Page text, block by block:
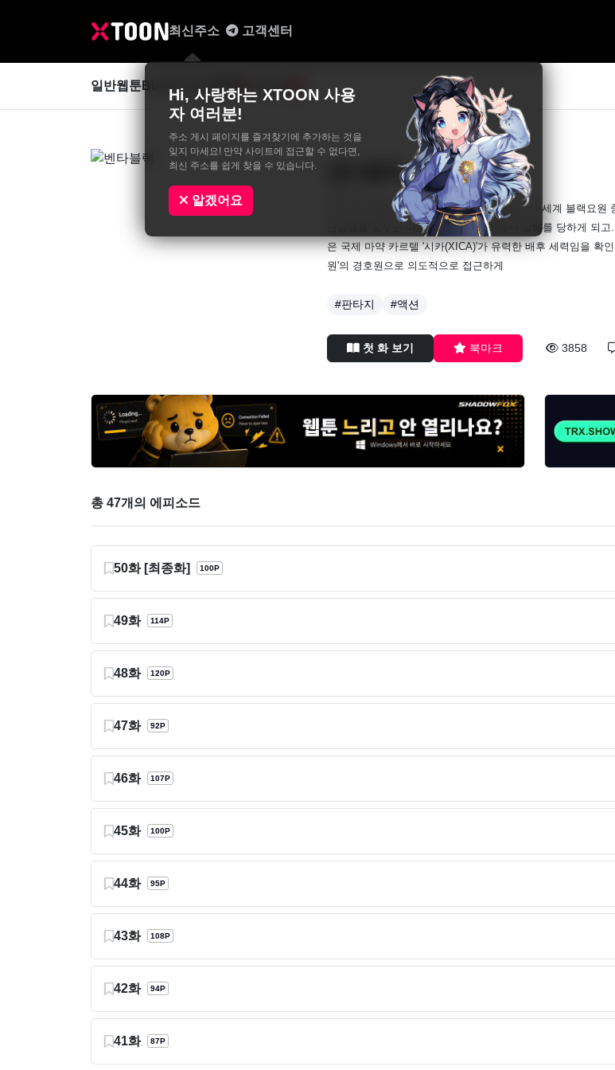
최신주소
Hi, 사랑하는 XTOON 사용
자 여러분!
주소 게시 페이지를 즐겨찾기에 추가하는 것을
잊지 마세요! 만약 사이트에 접근할 수 없다면,
최신 주소를 쉽게 찾을 수 있습니다.
알겠어요
고객센터
일반웹툰BL&GL 성인웹툰
벤타블랙
'건드리지 말아야 할 것을 너희는 건드렸다.' 전 세계 블랙요
연습생을 꿈꾸던 여동생 '수민'이 남미에서 살해를 당하게 되
은 국제 마약 카르텔 '시카(XICA)'가 유력한 배후 세력임을 확
원'의 경호원으로 의도적으로 접근하게
#판타지 #액션
첫 화 보기 북마크 3858
총 47개의 에피소드
50화 [최종화] 100P
49화 114P
48화 120P
47화 92P
46화 107P
45화 100P
44화 95P
43화 108P
42화 94P
41화 87P